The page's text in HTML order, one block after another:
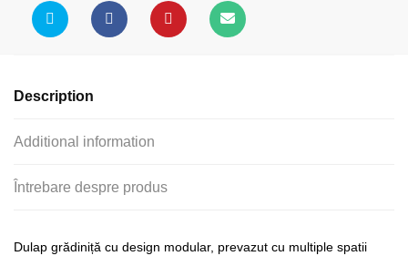
(model
K14)
Description
Additional information
Întrebare despre produs
Dulap grădiniță cu design modular, prevazut cu multiple spatii